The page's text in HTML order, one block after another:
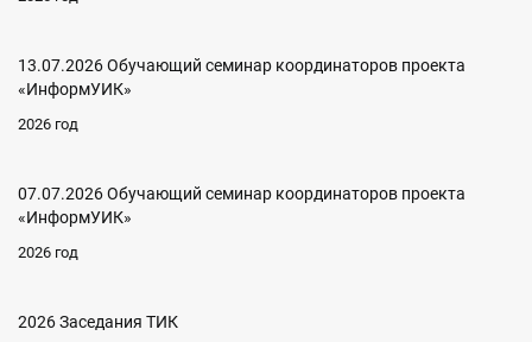
13.07.2026 Обучающий семинар координаторов проекта
«ИнформУИК»
2026 год
07.07.2026 Обучающий семинар координаторов проекта
«ИнформУИК»
2026 год
2026 Заседания ТИК